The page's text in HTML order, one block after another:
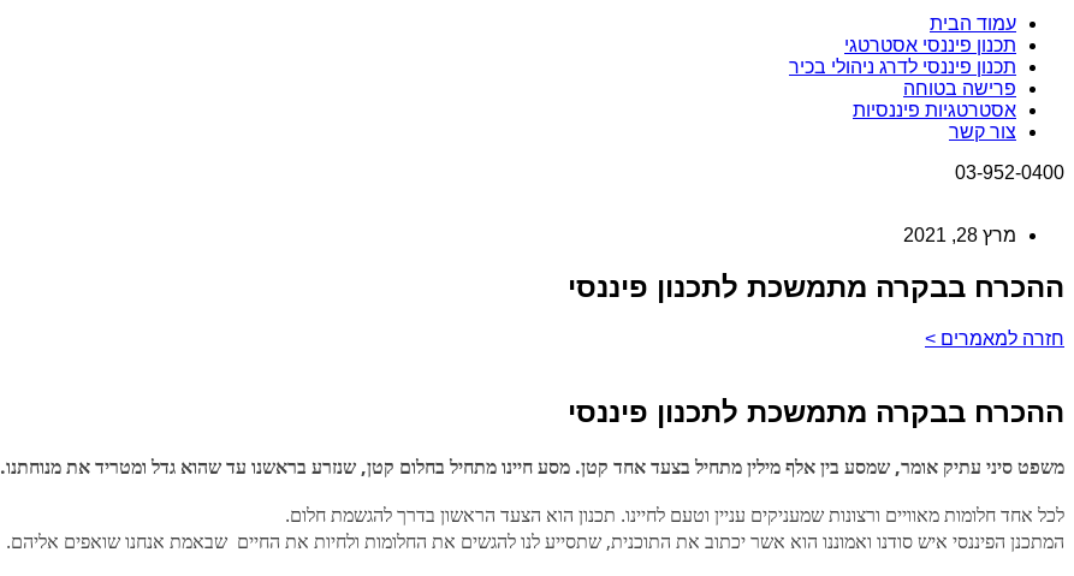
עמוד הבית
תכנון פיננסי אסטרטגי
תכנון פיננסי לדרג ניהולי בכיר
פרישה בטוחה
אסטרטגיות פיננסיות
צור קשר
03-952-0400
מרץ 28, 2021
ההכרח בבקרה מתמשכת לתכנון פיננסי
חזרה למאמרים >
ההכרח בבקרה מתמשכת לתכנון פיננסי
משפט סיני עתיק אומר, שמסע בין אלף מילין מתחיל בצעד אחד קטן. מסע חיינו מתחיל בחלום קטן, שנזרע בראשנו עד שהוא גדל ומטריד את מנוחתנו.
לכל אחד חלומות מאוויים ורצונות שמעניקים עניין וטעם לחיינו. תכנון הוא הצעד הראשון בדרך להגשמת חלום.
המתכנן הפיננסי איש סודנו ואמוננו הוא אשר יכתוב את התוכנית, שתסייע לנו להגשים את החלומות ולחיות את החיים שבאמת אנחנו שואפים אליהם.